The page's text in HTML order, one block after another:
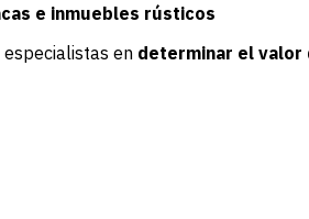
e inmuebles rústicos
especialistas en determinar el valor